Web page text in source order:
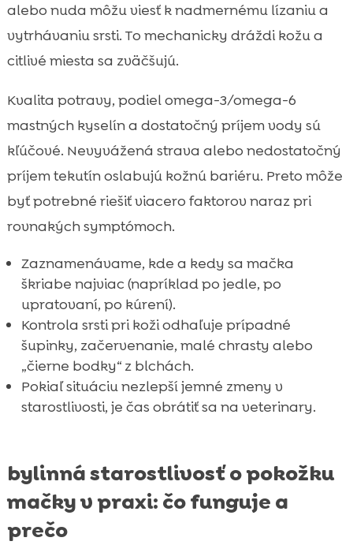
alebo nuda môžu viesť k nadmernému lízaniu a
vytrhávaniu srsti. To mechanicky dráždi kožu a
citlivé miesta sa zväčšujú.
Kvalita potravy, podiel omega-3/omega-6
mastných kyselín a dostatočný príjem vody sú
kľúčové. Nevyvážená strava alebo nedostatočný
príjem tekutín oslabujú kožnú bariéru. Preto môže
byť potrebné riešiť viacero faktorov naraz pri
rovnakých symptómoch.
Zaznamenávame, kde a kedy sa mačka
škriabe najviac (napríklad po jedle, po
upratovaní, po kúrení).
Kontrola srsti pri koži odhaľuje prípadné
šupinky, začervenanie, malé chrasty alebo
„čierne bodky“ z blchách.
Pokiaľ situáciu nezlepší jemné zmeny v
starostlivosti, je čas obrátiť sa na veterinary.
bylinná starostlivosť o pokožku
mačky v praxi: čo funguje a
prečo